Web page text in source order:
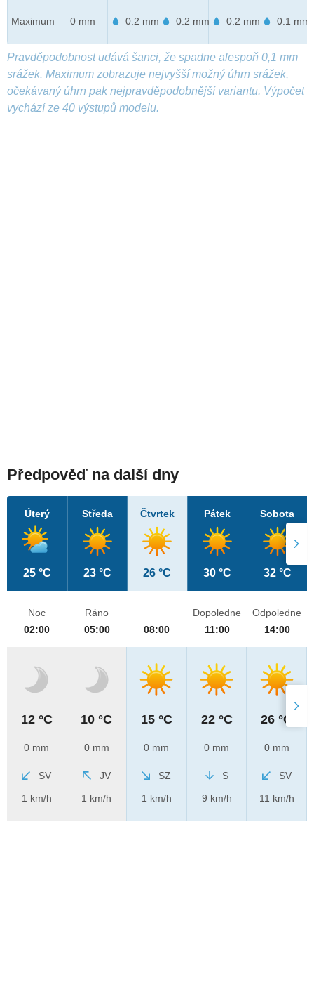
Maximum 0 mm 0.2 mm 0.2 mm 0.2 mm 0.1 mm
Pravděpodobnost udává šanci, že spadne alespoň 0,1 mm
srážek. Maximum zobrazuje nejvyšší možný úhrn srážek,
očekávaný úhrn pak nejpravděpodobnější variantu. Výpočet
vychází ze 40 výstupů modelu.
Předpověď na další dny
Úterý
25 °C
Středa
23 °C
Čtvrtek
26 °C
Pátek
30 °C
Sobota
32 °C
Noc
02:00
12 °C
0 mm
SV
1 km/h
Ráno
05:00
10 °C
0 mm
JV
1 km/h
08:00
15 °C
0 mm
SZ
1 km/h
Dopoledne
11:00
22 °C
0 mm
S
9 km/h
Odpoledne
14:00
26 °C
0 mm
SV
11 km/h